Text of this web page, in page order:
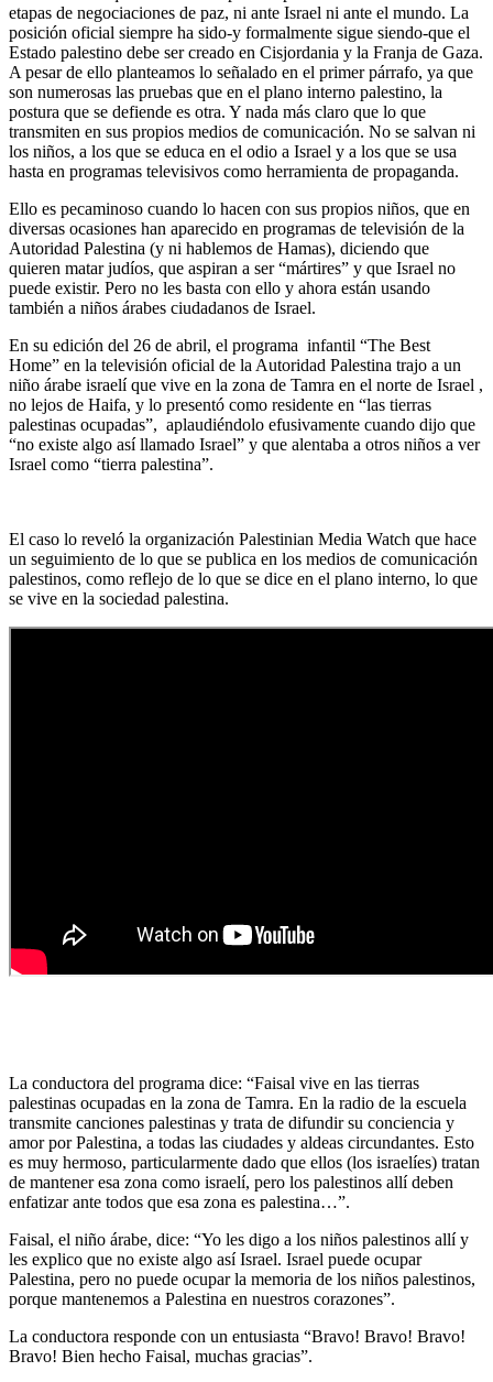
etapas de negociaciones de paz, ni ante Israel ni ante el mundo. La
posición oficial siempre ha sido-y formalmente sigue siendo-que el
Estado palestino debe ser creado en Cisjordania y la Franja de Gaza.
A pesar de ello planteamos lo señalado en el primer párrafo, ya que
son numerosas las pruebas que en el plano interno palestino, la
postura que se defiende es otra. Y nada más claro que lo que
transmiten en sus propios medios de comunicación. No se salvan ni
los niños, a los que se educa en el odio a Israel y a los que se usa
hasta en programas televisivos como herramienta de propaganda.
Ello es pecaminoso cuando lo hacen con sus propios niños, que en
diversas ocasiones han aparecido en programas de televisión de la
Autoridad Palestina (y ni hablemos de Hamas), diciendo que
quieren matar judíos, que aspiran a ser “mártires” y que Israel no
puede existir. Pero no les basta con ello y ahora están usando
también a niños árabes ciudadanos de Israel.
En su edición del 26 de abril, el programa infantil “The Best
Home” en la televisión oficial de la Autoridad Palestina trajo a un
niño árabe israelí que vive en la zona de Tamra en el norte de Israel ,
no lejos de Haifa, y lo presentó como residente en “las tierras
palestinas ocupadas”, aplaudiéndolo efusivamente cuando dijo que
“no existe algo así llamado Israel” y que alentaba a otros niños a ver
Israel como “tierra palestina”.
El caso lo reveló la organización Palestinian Media Watch que hace
un seguimiento de lo que se publica en los medios de comunicación
palestinos, como reflejo de lo que se dice en el plano interno, lo que
se vive en la sociedad palestina.
La conductora del programa dice: “Faisal vive en las tierras
palestinas ocupadas en la zona de Tamra. En la radio de la escuela
transmite canciones palestinas y trata de difundir su conciencia y
amor por Palestina, a todas las ciudades y aldeas circundantes. Esto
es muy hermoso, particularmente dado que ellos (los israelíes) tratan
de mantener esa zona como israelí, pero los palestinos allí deben
enfatizar ante todos que esa zona es palestina…”.
Faisal, el niño árabe, dice: “Yo les digo a los niños palestinos allí y
les explico que no existe algo así Israel. Israel puede ocupar
Palestina, pero no puede ocupar la memoria de los niños palestinos,
porque mantenemos a Palestina en nuestros corazones”.
La conductora responde con un entusiasta “Bravo! Bravo! Bravo!
Bravo! Bien hecho Faisal, muchas gracias”.